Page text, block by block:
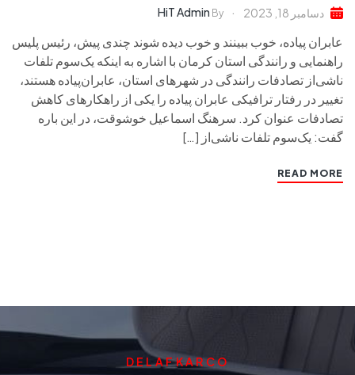
دسامبر 18, 2023 By
HiT Admin
عابران پیاده، خوب ببینند و خوب دیده شوند چندی پیش، رئیس پلیس
راهنمایی و رانندگی استان کرمان با اشاره به اینکه یک‌سوم تلفات
ناشی‌از تصادفات رانندگی در شهرهای استان، عابران‌پیاده هستند،
تغییر در رفتار ترافیکی عابران پیاده را یکی از راهکارهای کاهش
تصادفات عنوان کرد. سرهنگ اسماعیل خوشوقت، در این باره
گفت: یک‌سوم تلفات ناشی‌از […]
READ MORE
DELAFKARCO